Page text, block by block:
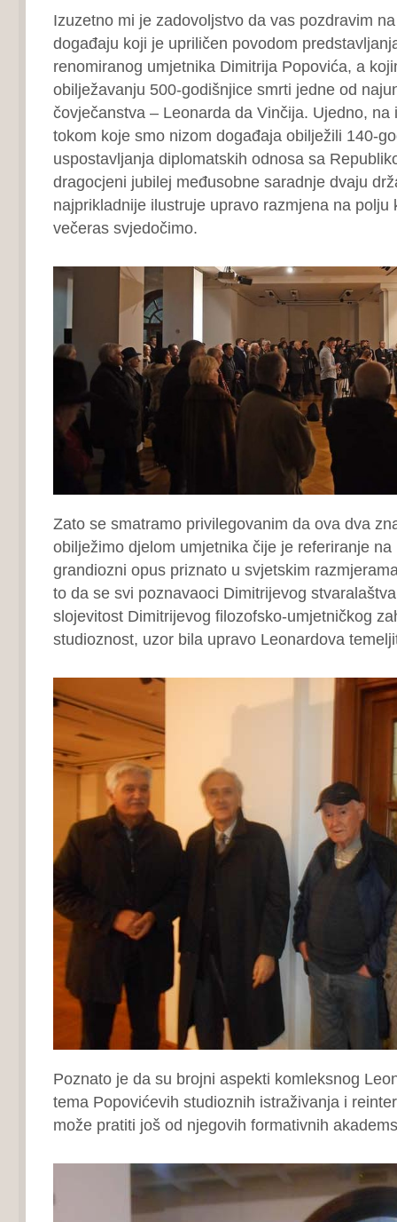
Izuzetno mi je zadovoljstvo da vas pozdravim
događaju koji je upriličen povodom
renomiranog umjetnika Dimitrija Popovića, a
obilježavanju 500-godišnjice smrti jedne od
čovječanstva – Leonarda da Vinčija. Ujedno, na
tokom koje smo nizom događaja obilježili 140-
uspostavljanja diplomatskih odnosa sa
dragocjeni jubilej međusobne saradnje dvaju
najprikladnije ilustruje upravo razmjena na polju
večeras svjedočimo.
Zato se smatramo privilegovanim da ova dva
obilježimo djelom umjetnika čije je referiranje na
grandiozni opus priznato u svjetskim
to da se svi poznavaoci Dimitrijevog
slojevitost Dimitrijevog filozofsko-umjetničkog
studioznost, uzor bila upravo Leonardova
Poznato je da su brojni aspekti komleksnog
tema Popovićevih studioznih istraživanja i
može pratiti još od njegovih formativnih